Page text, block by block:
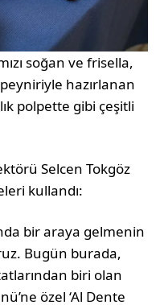
soğan ve frisella,
hazırlanan
polpette gibi çeşitli
Selcen Tokgöz
kullandı:
bir araya gelmenin
Bugün burada,
biri olan
özel ‘Al Dente